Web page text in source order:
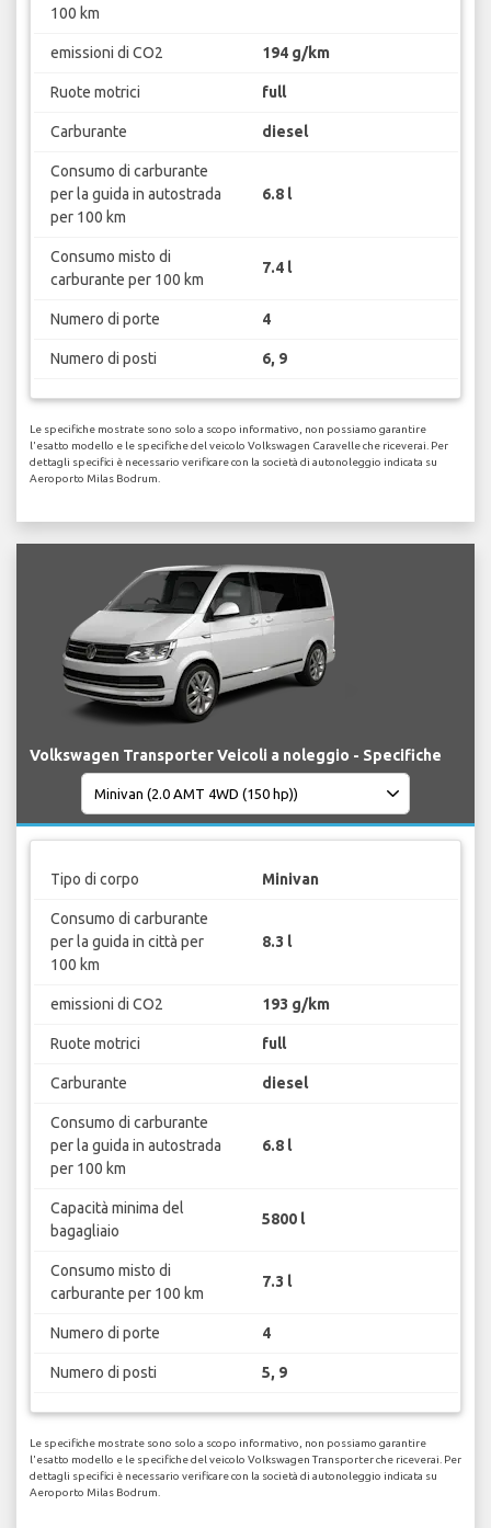
100 km
emissioni di CO2 194 g/km
Ruote motrici full
Carburante diesel
Consumo di carburante
per la guida in autostrada
per 100 km
6.8 l
Consumo misto di
carburante per 100 km
7.4 l
Numero di porte 4
Numero di posti 6, 9
Le specifiche mostrate sono solo a scopo informativo, non possiamo garantire
l'esatto modello e le specifiche del veicolo Volkswagen Caravelle che riceverai. Per
dettagli specifici è necessario verificare con la società di autonoleggio indicata su
Aeroporto Milas Bodrum.
Volkswagen Transporter Veicoli a noleggio - Specifiche
Tipo di corpo Minivan
Consumo di carburante
per la guida in città per
100 km
8.3 l
emissioni di CO2 193 g/km
Ruote motrici full
Carburante diesel
Consumo di carburante
per la guida in autostrada
per 100 km
6.8 l
Capacità minima del
bagagliaio
5800 l
Consumo misto di
carburante per 100 km
7.3 l
Numero di porte 4
Numero di posti 5, 9
Le specifiche mostrate sono solo a scopo informativo, non possiamo garantire
l'esatto modello e le specifiche del veicolo Volkswagen Transporter che riceverai. Per
dettagli specifici è necessario verificare con la società di autonoleggio indicata su
Aeroporto Milas Bodrum.